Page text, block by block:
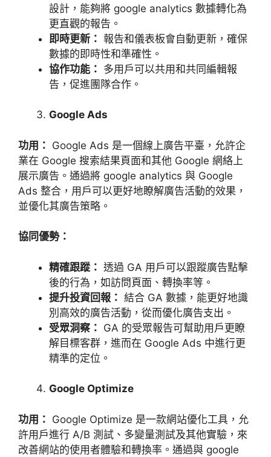
設計，能夠將 google analytics 數據轉化為
更直觀的報告。
即時更新： 報告和儀表板會自動更新，確保
數據的即時性和準確性。
協作功能： 多用戶可以共用和共同編輯報
告，促進團隊合作。
Google Ads
功用： Google Ads 是一個線上廣告平臺，允許企
業在 Google 搜索結果頁面和其他 Google 網絡上
展示廣告。通過將 google analytics 與 Google
Ads 整合，用戶可以更好地瞭解廣告活動的效果，
並優化其廣告策略。
協同優勢：
精確跟蹤： 透過 GA 用戶可以跟蹤廣告點擊
後的行為，如訪問頁面、轉換率等。
提升投資回報： 結合 GA 數據，能更好地識
別高效的廣告活動，從而優化廣告支出。
受眾洞察： GA 的受眾報告可幫助用戶更瞭
解目標客群，進而在 Google Ads 中進行更
精準的定位。
Google Optimize
功用： Google Optimize 是一款網站優化工具，允
許用戶進行 A/B 測試、多變量測試及其他實驗，來
改善網站的使用者體驗和轉換率。通過與 google